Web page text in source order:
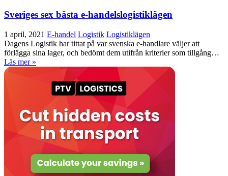
Sveriges sex bästa e-handelslogistiklägen
1 april, 2021 E-handel Logistik Logistiklägen
Dagens Logistik har tittat på var svenska e-handlare väljer att
förlägga sina lager, och bedömt dem utifrån kriterier som tillgång…
Läs mer »